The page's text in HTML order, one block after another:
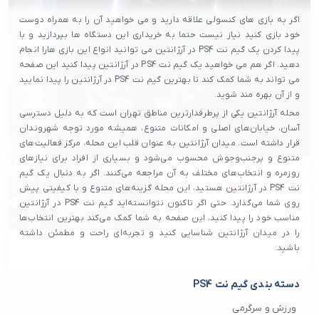
اگر به بازی های کنسولی علاقه دارید و می خواهید آن را به همراه دوست
خود بازی کنید نیاز نیست حتما به خریداری این دستگاه ها بپردازید و با
پیدا کردن یک گیم نت PS4 در آرژانتین می توانید انواع این بازی هارا انجام
دهید. اگر هم می خواهید یک گیم نت PS4 در آرژانتین پیدا کنید این صفحه
می تواند به شما کمک کند تا بهترین گیم نت PS4 در آرژانتین را پیدا نمایید
و از آن بهره مند شوید.
محله آرژانتین یکی از پرطرفدارترین مناطق تهران است که به دلیل دسترسی
آسان، خیابان‌های اصلی و امکانات متنوع، همیشه مورد توجه شهروندان
قرار داشته است. میدان آرژانتین به عنوان قلب این محله، مرکز فعالیت‌های
متنوع و پرجنب‌وجوش محسوب می‌شود و بسیاری از افراد برای نیازهای
روزمره و انتخاب‌های مختلف به آن مراجعه می‌کنند. اگر به دنبال یک گیم
نت PS4 در آرژانتین هستید، این محله گزینه‌های متنوع و با کیفیتی پیش
روی شما می‌گذارد. حتی اگر تاکنون نتوانسته‌اید گیم نت PS4 در آرژانتین
مناسب خود را پیدا کنید، این صفحه به شما کمک می‌کند بهترین انتخاب‌ها
را در میدان آرژانتین شناسایی کنید و تجربه‌ای راحت و مطمئن داشته
باشید.
دسته بندی گیم نت PS4
ورزش و سرگرمی